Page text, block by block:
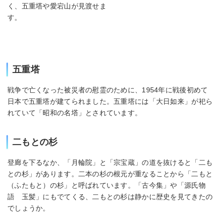
く、五重塔や愛宕山が見渡せま
す。
五重塔
戦争で亡くなった被災者の慰霊のために、1954年に戦後初めて
日本で五重塔が建てられました。五重塔には「大日如来」が祀ら
れていて「昭和の名塔」とされています。
二もとの杉
登廊を下るなか、「月輪院」と「宗宝蔵」の道を抜けると「二も
との杉」があります。二本の杉の根元が重なることから「二もと
（ふたもと）の杉」と呼ばれています。「古今集」や「源氏物
語 玉髪」にもでてくる、二もとの杉は静かに歴史を見てきたの
でしょうか。